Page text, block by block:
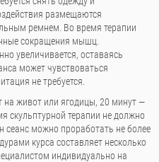
размещаются
ремнем. Во время терапии
сокращения мышц.
увеличивается, оставаясь
может чувствоваться
не требуется.
на живот или ягодицы, 20 минут —
скульптурной терапии не должно
сеанс можно проработать не более
курса составляет несколько
индивидуально на